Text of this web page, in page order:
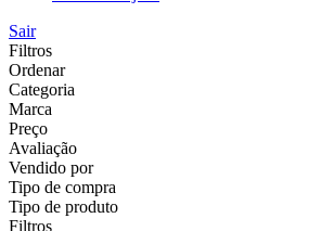
Sair
Filtros
Ordenar
Categoria
Marca
Preço
Avaliação
Vendido por
Tipo de compra
Tipo de produto
Filtros